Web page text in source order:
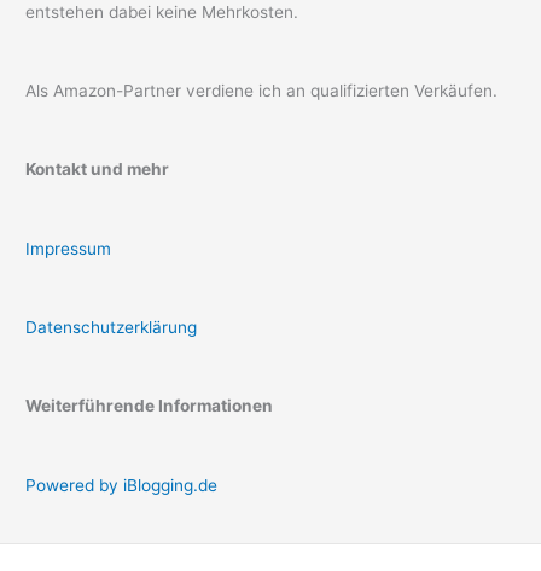
entstehen dabei keine Mehrkosten.
Als Amazon-Partner verdiene ich an qualifizierten Verkäufen.
Kontakt und mehr
Impressum
Datenschutzerklärung
Weiterführende Informationen
Powered by iBlogging.de